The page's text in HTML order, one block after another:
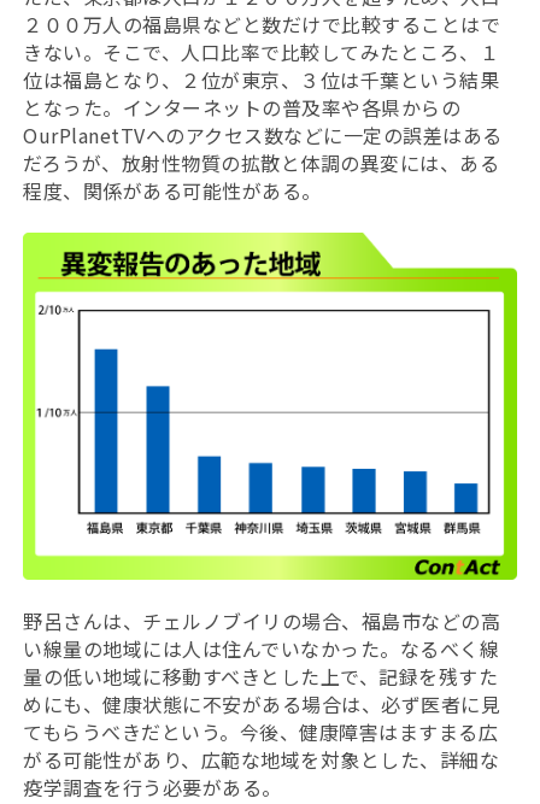
２００万人の福島県などと数だけで比較することはで
きない。そこで、人口比率で比較してみたところ、１
位は福島となり、２位が東京、３位は千葉という結果
となった。インターネットの普及率や各県からの
OurPlanetTVへのアクセス数などに一定の誤差はある
だろうが、放射性物質の拡散と体調の異変には、ある
程度、関係がある可能性がある。
野呂さんは、チェルノブイリの場合、福島市などの高
い線量の地域には人は住んでいなかった。なるべく線
量の低い地域に移動すべきとした上で、記録を残すた
めにも、健康状態に不安がある場合は、必ず医者に見
てもらうべきだという。今後、健康障害はますまる広
がる可能性があり、広範な地域を対象とした、詳細な
疫学調査を行う必要がある。